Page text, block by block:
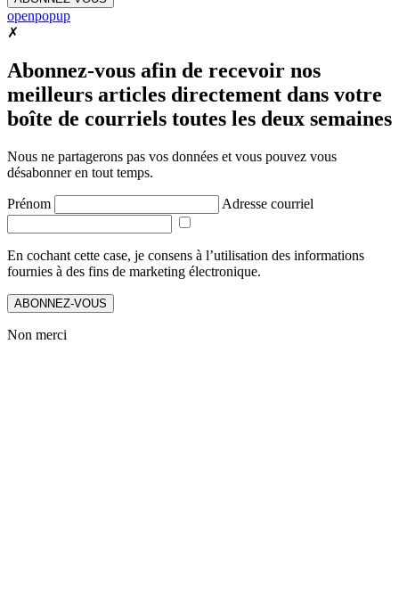
openpopup
✗
Abonnez-vous afin de recevoir nos
meilleurs articles directement dans votre
boîte de courriels toutes les deux semaines
Nous ne partagerons pas vos données et vous pouvez vous
désabonner en tout temps.
Prénom Adresse courriel
En cochant cette case, je consens à l’utilisation des informations
fournies à des fins de marketing électronique.
ABONNEZ-VOUS
Non merci